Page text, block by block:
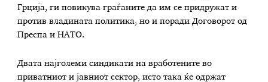
Грција, ги повикува граѓаните да им се придружат и
против владината политика, но и поради Договорот од
Преспа и НАТО.
Двата најголеми синдикати на вработените во
приватниот и јавниот сектор, исто така ќе одржат